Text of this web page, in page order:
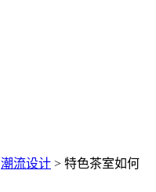
潮流设计 > 特色茶室如何